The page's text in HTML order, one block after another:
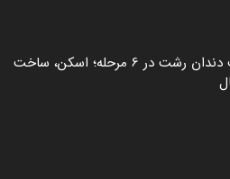
روکش ایمپلنت دندان رشت در 6 مرحله؛ اسکن، ساخت